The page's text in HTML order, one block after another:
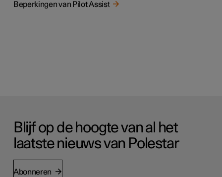
Beperkingen van Pilot Assist
Blijf op de hoogte van al het
laatste nieuws van Polestar
Abonneren